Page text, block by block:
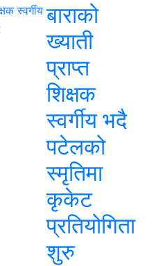
बाराको
ख्याती
प्राप्त
शिक्षक
स्वर्गीय भदै
पटेलको
स्मृतिमा
कृकेट
प्रतियोगिता
शुरु